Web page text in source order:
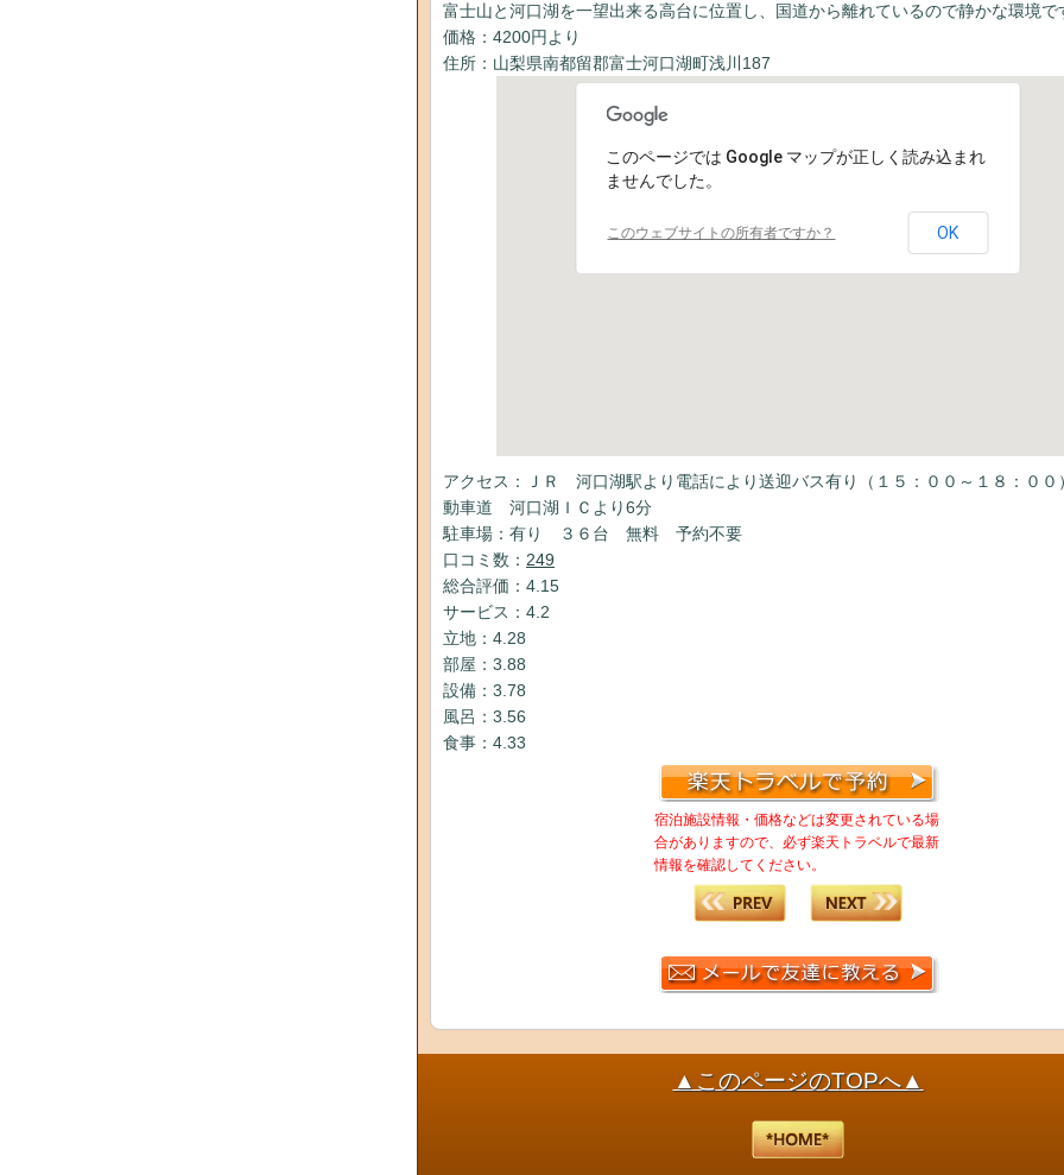
富士山と河口湖を一望出来る高台に位置し、国道から離れているので静かな環境で
価格：4200円より
住所：山梨県南都留郡富士河口湖町浅川187
このページでは Google マップが正しく読み込まれ
ませんでした。
このウェブサイトの所有者ですか？ OK
アクセス：ＪＲ 河口湖駅より電話により送迎バス有り（１５：００～１８：００
動車道 河口湖ＩＣより6分
駐車場：有り ３６台 無料 予約不要
口コミ数： 249
総合評価：4.15
サービス：4.2
立地：4.28
部屋：3.88
設備：3.78
風呂：3.56
食事：4.33
宿泊施設情報・価格などは変更されている場
合がありますので、必ず楽天トラベルで最新
情報を確認してください。
▲このページのTOPへ▲